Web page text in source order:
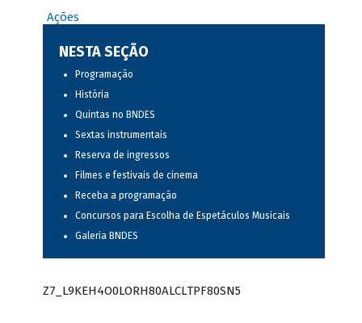
Ações
NESTA SEÇÃO
Programação
História
Quintas no BNDES
Sextas instrumentais
Reserva de ingressos
Filmes e festivais de cinema
Receba a programação
Concursos para Escolha de Espetáculos Musicais
Galeria BNDES
Z7_L9KEH4O0LORH80ALCLTPF80SN5